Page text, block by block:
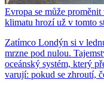
Evropa se může
klimatu hrozí už v tomto
Zatímco Londýn si v
mrzne pod nulou.
oceánský systém, který
varují: pokud se zhroutí,